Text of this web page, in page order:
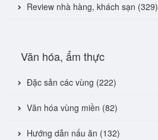
Review nhà hàng, khách sạn (329)
Văn hóa, ẩm thực
Đặc sản các vùng (222)
Văn hóa vùng miền (82)
Hướng dẫn nấu ăn (132)